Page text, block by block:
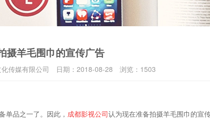
摄羊毛围巾的宣传广告
传媒有限公司 日期： 2018-08-28 浏览： 1503
品之一了。因此， 成都影视公司认为现在准备拍摄羊毛围巾的宣